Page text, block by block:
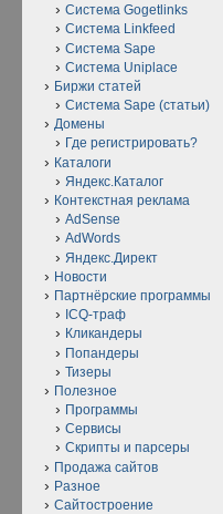
Система Gogetlinks
Система Linkfeed
Система Sape
Система Uniplace
Биржи статей
Система Sape (статьи)
Домены
Где регистрировать?
Каталоги
Яндекс.Каталог
Контекстная реклама
AdSense
AdWords
Яндекс.Директ
Новости
Партнёрские программы
ICQ-траф
Кликандеры
Попандеры
Тизеры
Полезное
Программы
Сервисы
Скрипты и парсеры
Продажа сайтов
Разное
Сайтостроение